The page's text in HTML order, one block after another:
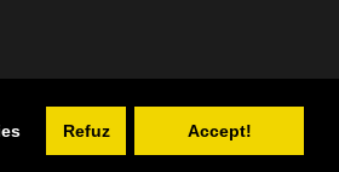
Refuz Accept!